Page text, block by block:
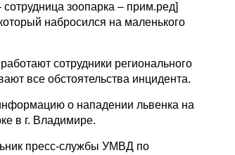
зоопарка – прим.ред]
набросился на маленького
сотрудники регионального
все обстоятельства инцидента.
о нападении львенка на
в г. Владимире.
пресс-службы УМВД по